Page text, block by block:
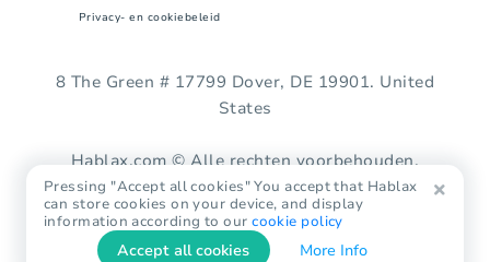
Privacy- en cookiebeleid
8 The Green # 17799 Dover, DE 19901. United
States
Hablax.com © Alle rechten voorbehouden.
Pressing "Accept all cookies" You accept that Hablax
can store cookies on your device, and display
information according to ourcookie policy
Accept all cookies More Info